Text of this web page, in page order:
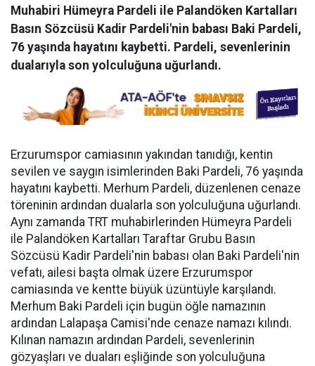
Muhabiri Hümeyra Pardeli ile Palandöken Kartalları
Basın Sözcüsü Kadir Pardeli'nin babası Baki Pardeli,
76 yaşında hayatını kaybetti. Pardeli, sevenlerinin
dualarıyla son yolculuğuna uğurlandı.
Erzurumspor camiasının yakından tanıdığı, kentin
sevilen ve saygın isimlerinden Baki Pardeli, 76 yaşında
hayatını kaybetti. Merhum Pardeli, düzenlenen cenaze
töreninin ardından dualarla son yolculuğuna uğurlandı.
Aynı zamanda TRT muhabirlerinden Hümeyra Pardeli
ile Palandöken Kartalları Taraftar Grubu Basın
Sözcüsü Kadir Pardeli'nin babası olan Baki Pardeli'nin
vefatı, ailesi başta olmak üzere Erzurumspor
camiasında ve kentte büyük üzüntüyle karşılandı.
Merhum Baki Pardeli için bugün öğle namazının
ardından Lalapaşa Camisi'nde cenaze namazı kılındı.
Kılınan namazın ardından Pardeli, sevenlerinin
gözyaşları ve duaları eşliğinde son yolculuğuna